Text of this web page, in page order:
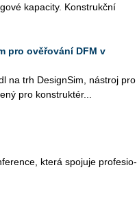
ka­pa­ci­ty. Kon­strukč­ní
pro ověřování DFM v
na trh De­sign­Sim, ná­stroj pro
pro kon­struk­té­r...
která spo­ju­je pro­fe­si­o­